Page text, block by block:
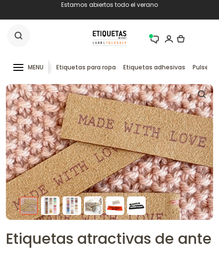
Estamos abiertos todo el verano
MENU Etiquetas para ropa Etiquetas adhesivas
Etiquetas atractivas de ante